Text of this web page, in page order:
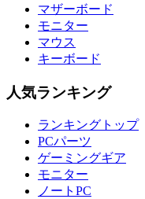
マザーボード
モニター
マウス
キーボード
人気ランキング
ランキングトップ
PCパーツ
ゲーミングギア
モニター
ノートPC